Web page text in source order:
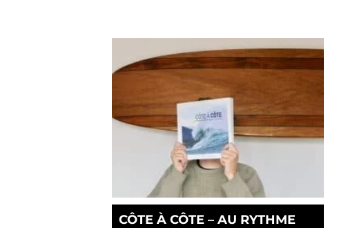
CÔTE À CÔTE – AU RYTHME